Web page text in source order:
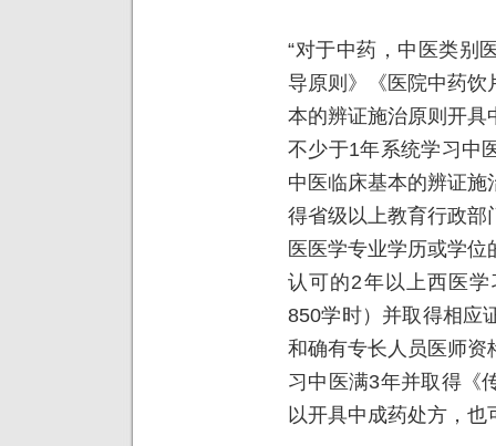
“对于中药，中医类别
导原则》《医院中药饮
本的辨证施治原则开具
不少于1年系统学习中
中医临床基本的辨证
得省级以上教育行政部
医医学专业学历或学
认可的2年以上西医
850学时）并取得相应
和确有专长人员医师资
习中医满3年并取得《
以开具中成药处方，也